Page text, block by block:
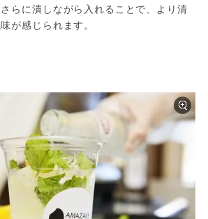
らに潰しながら入れることで、より清
が感じられます。